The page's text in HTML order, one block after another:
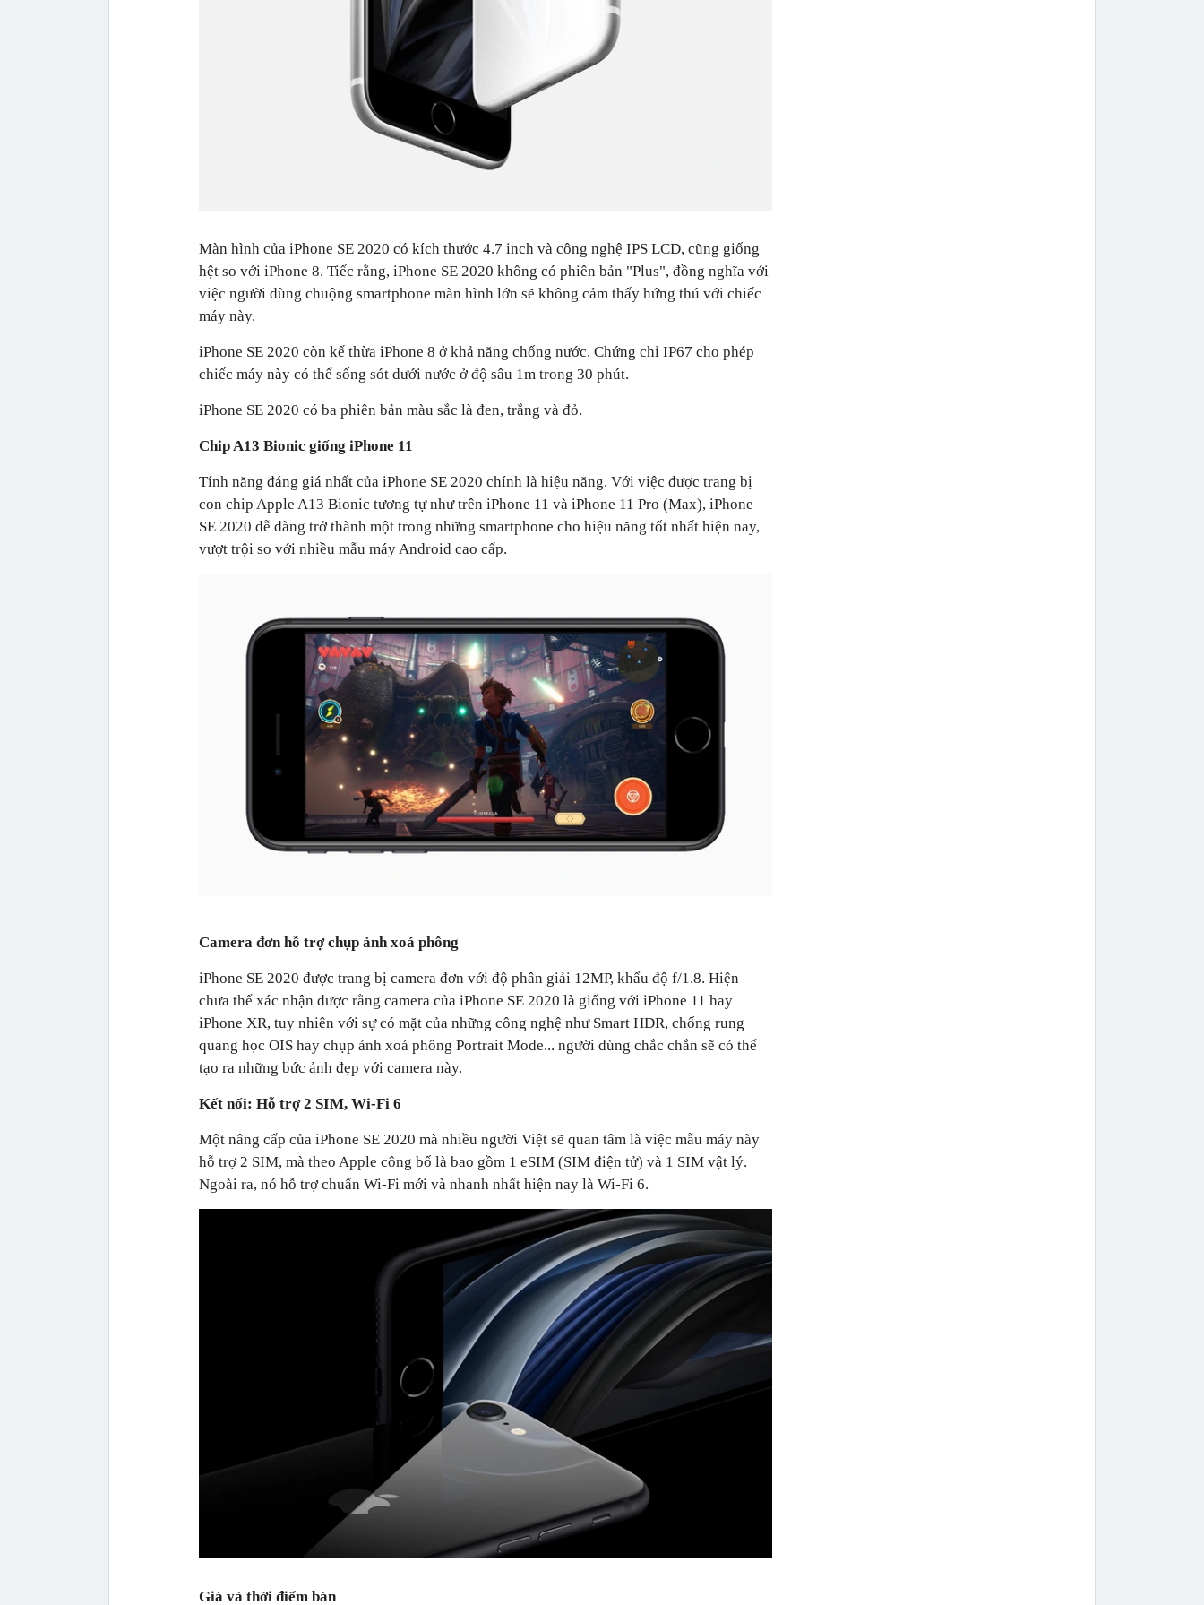
Màn hình của iPhone SE 2020 có kích thước 4.7 inch và công nghệ IPS LCD, cũng giống
hệt so với iPhone 8. Tiếc rằng, iPhone SE 2020 không có phiên bản "Plus", đồng nghĩa với
việc người dùng chuộng smartphone màn hình lớn sẽ không cảm thấy hứng thú với chiếc
máy này.
iPhone SE 2020 còn kế thừa iPhone 8 ở khả năng chống nước. Chứng chỉ IP67 cho phép
chiếc máy này có thể sống sót dưới nước ở độ sâu 1m trong 30 phút.
iPhone SE 2020 có ba phiên bản màu sắc là đen, trắng và đỏ.
Chip A13 Bionic giống iPhone 11
Tính năng đáng giá nhất của iPhone SE 2020 chính là hiệu năng. Với việc được trang bị
con chip Apple A13 Bionic tương tự như trên iPhone 11 và iPhone 11 Pro (Max), iPhone
SE 2020 dễ dàng trở thành một trong những smartphone cho hiệu năng tốt nhất hiện nay,
vượt trội so với nhiều mẫu máy Android cao cấp.
Camera đơn hỗ trợ chụp ảnh xoá phông
iPhone SE 2020 được trang bị camera đơn với độ phân giải 12MP, khẩu độ f/1.8. Hiện
chưa thể xác nhận được rằng camera của iPhone SE 2020 là giống với iPhone 11 hay
iPhone XR, tuy nhiên với sự có mặt của những công nghệ như Smart HDR, chống rung
quang học OIS hay chụp ảnh xoá phông Portrait Mode... người dùng chắc chắn sẽ có thể
tạo ra những bức ảnh đẹp với camera này.
Kết nối: Hỗ trợ 2 SIM, Wi-Fi 6
Một nâng cấp của iPhone SE 2020 mà nhiều người Việt sẽ quan tâm là việc mẫu máy này
hỗ trợ 2 SIM, mà theo Apple công bố là bao gồm 1 eSIM (SIM điện tử) và 1 SIM vật lý.
Ngoài ra, nó hỗ trợ chuẩn Wi-Fi mới và nhanh nhất hiện nay là Wi-Fi 6.
Giá và thời điểm bán